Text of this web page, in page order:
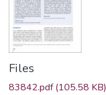
Files
83842.pdf(105.58 KB)